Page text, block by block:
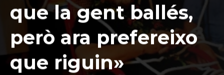
que la gent ballés,
però ara prefereixo
que riguin»